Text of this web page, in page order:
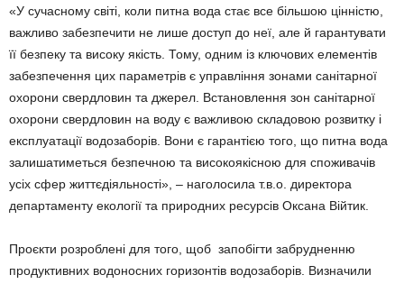
«У сучасному світі, коли питна вода стає все більшою цінністю,
важливо забезпечити не лише доступ до неї, але й гарантувати
її безпеку та високу якість. Тому, одним із ключових елементів
забезпечення цих параметрів є управління зонами санітарної
охорони свердловин та джерел. Встановлення зон санітарної
охорони свердловин на воду є важливою складовою розвитку і
експлуатації водозаборів. Вони є гарантією того, що питна вода
залишатиметься безпечною та високоякісною для споживачів
усіх сфер життєдіяльності», – наголосила т.в.о. директора
департаменту екології та природних ресурсів Оксана Війтик.
Проєкти розроблені для того, щоб запобігти забрудненню
продуктивних водоносних горизонтів водозаборів. Визначили